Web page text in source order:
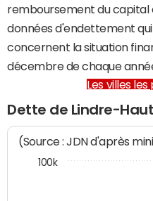
remboursement du capital
données d'endettement
concernent la situation
décembre de chaque
Les villes
Dette de Lindre-
(Source : JDN d'après
100k